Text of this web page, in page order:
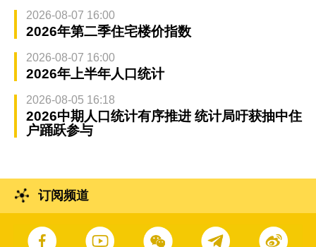
2026-08-07 16:00
2026年第二季住宅楼价指数
2026-08-07 16:00
2026年上半年人口统计
2026-08-05 16:18
2026中期人口统计有序推进 统计局吁获抽中住
户踊跃参与
订阅频道